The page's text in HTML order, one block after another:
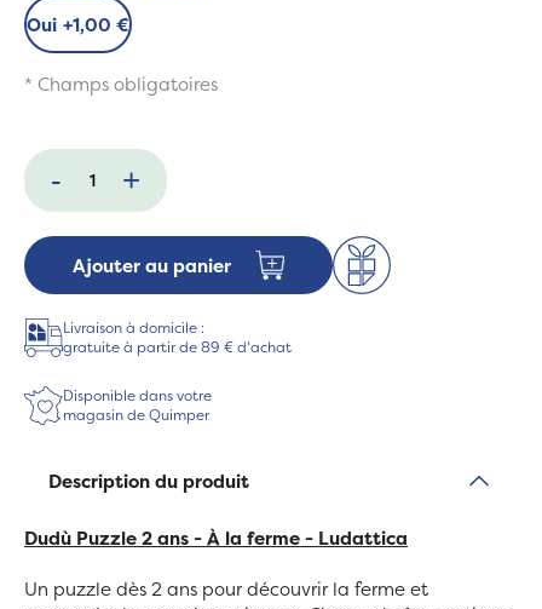
Oui +1,00 €
* Champs obligatoires
- +
Ajouter au panier
Livraison à domicile :
gratuite à partir de 89 € d'achat
Disponible dans votre
magasin de Quimper
Description du produit
Dudù Puzzle 2 ans - À la ferme - Ludattica
Un puzzle dès 2 ans pour découvrir la ferme et